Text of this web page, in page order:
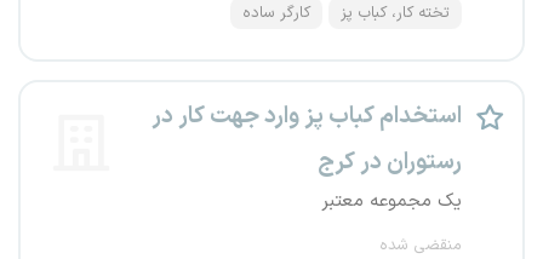
تخته کار، کباب پز کارگر ساده
استخدام کباب پز وارد جهت کار در
رستوران در کرج
یک مجموعه معتبر
منقضی شده